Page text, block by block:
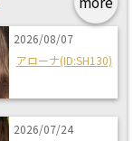
2026/08/07
アローナ(ID:SH130)
2026/07/24